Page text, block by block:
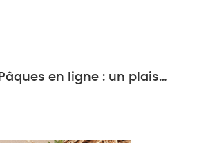
Chocolats de Pâques en ligne : un plaisir à offrir ou à partager